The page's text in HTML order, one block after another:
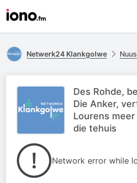
Netwerk24 Klankgolwe Nuus
Des Rohde,
Die Anker,
Lourens
die tehuis
Network error while